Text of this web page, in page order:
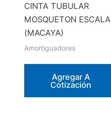
CINTA TUBULAR
MOSQUETON ESCALA
(MACAYA)
Amortiguadores
Agregar A
Cotización